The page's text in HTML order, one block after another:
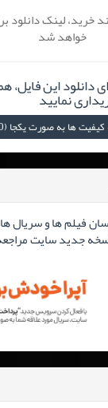
لینک دانلود
خواهد شد
دانلود این فایل،
نمایید
ها به صورت یکجا (100,000 تومان)
فیلم ها و سریال
جدید سایت